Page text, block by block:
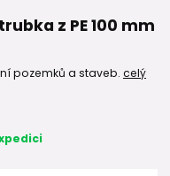
z PE 100 mm
pozemků a staveb. celý